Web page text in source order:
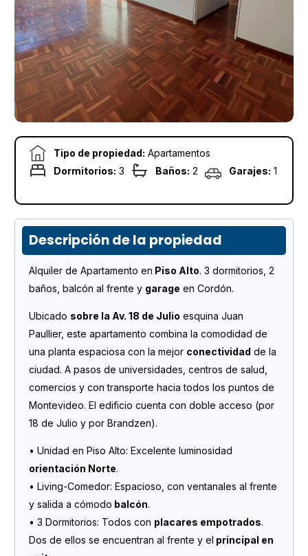
Tipo de propiedad: Apartamentos
Dormitorios: 3 Baños: 2 Garajes: 1
Descripción de la propiedad
Alquiler de Apartamento en Piso Alto. 3 dormitorios, 2
baños, balcón al frente y garage en Cordón.
Ubicado sobre la Av. 18 de Julio esquina Juan
Paullier, este apartamento combina la comodidad de
una planta espaciosa con la mejor conectividad de la
ciudad. A pasos de universidades, centros de salud,
comercios y con transporte hacia todos los puntos de
Montevideo. El edificio cuenta con doble acceso (por
18 de Julio y por Brandzen).
• Unidad en Piso Alto: Excelente luminosidad
orientación Norte.
• Living-Comedor: Espacioso, con ventanales al frente
y salida a cómodo balcón.
• 3 Dormitorios: Todos con placares empotrados.
Dos de ellos se encuentran al frente y el principal en